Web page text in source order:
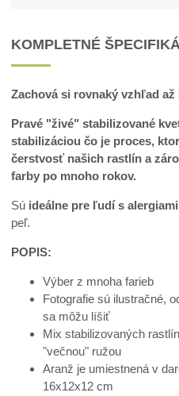
KOMPLETNÉ
Zachová si rovnaký vzhľad až
Pravé "živé" stabilizované
stabilizáciou čo je proces,
čerstvosť našich rastlín a
farby po mnoho rokov.
Sú ideálne pre ľudí s
peľ.
POPIS:
Výber z mnoha farieb
Fotografie sú ilustračné,
sa môžu líšiť
Mix stabilizovaných
"večnou" ružou
Aranž je umiestnená v
16x12x12 cm